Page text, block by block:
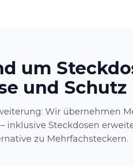
um
und Schutz
Wir übernehmen
inklusive Steckdosen
zu Mehrfachsteckern.